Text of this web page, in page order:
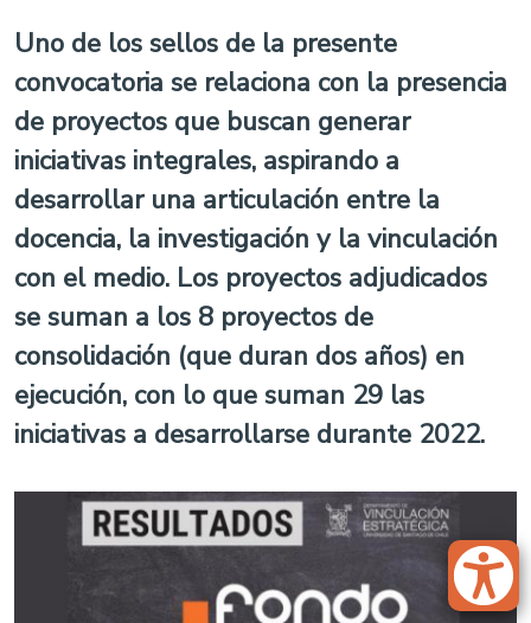
Uno de los sellos de la presente
convocatoria se relaciona con la presencia
de proyectos que buscan generar
iniciativas integrales, aspirando a
desarrollar una articulación entre la
docencia, la investigación y la vinculación
con el medio. Los proyectos adjudicados
se suman a los 8 proyectos de
consolidación (que duran dos años) en
ejecución, con lo que suman 29 las
iniciativas a desarrollarse durante 2022.